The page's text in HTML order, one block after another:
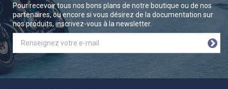
Pour recevoir tous nos bons plans de notre boutique ou de nos
partenaires, ou encore si vous désirez de la documentation sur
nos produits, inscrivez-vous à la newsletter.